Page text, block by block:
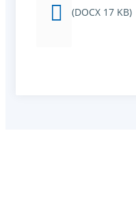
(DOCX 17 KB)